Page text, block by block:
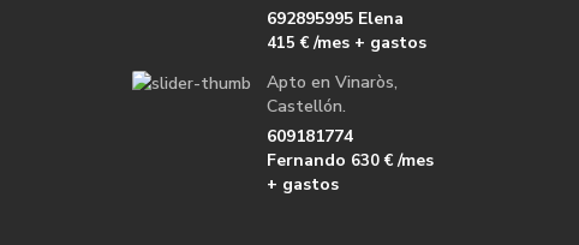
692895995 Elena
415 €/mes + gastos
Apto en Vinaròs,
Castellón.
609181774
Fernando 630 €/mes
+ gastos